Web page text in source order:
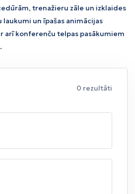
trenažieru zāle un izklaides
laukumi un īpašas animācijas
arī konferenču telpas pasākumiem
0 rezultāti